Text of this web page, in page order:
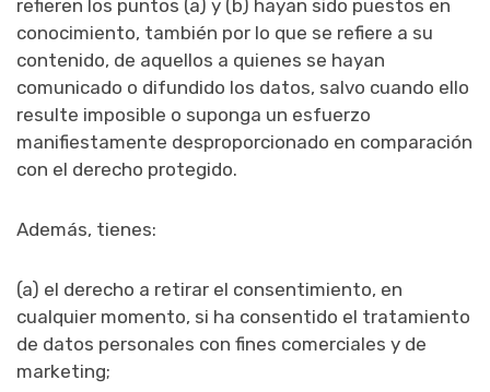
refieren los puntos (a) y (b) hayan sido puestos en
conocimiento, también por lo que se refiere a su
contenido, de aquellos a quienes se hayan
comunicado o difundido los datos, salvo cuando ello
resulte imposible o suponga un esfuerzo
manifiestamente desproporcionado en comparación
con el derecho protegido.
Además, tienes:
(a) el derecho a retirar el consentimiento, en
cualquier momento, si ha consentido el tratamiento
de datos personales con fines comerciales y de
marketing;